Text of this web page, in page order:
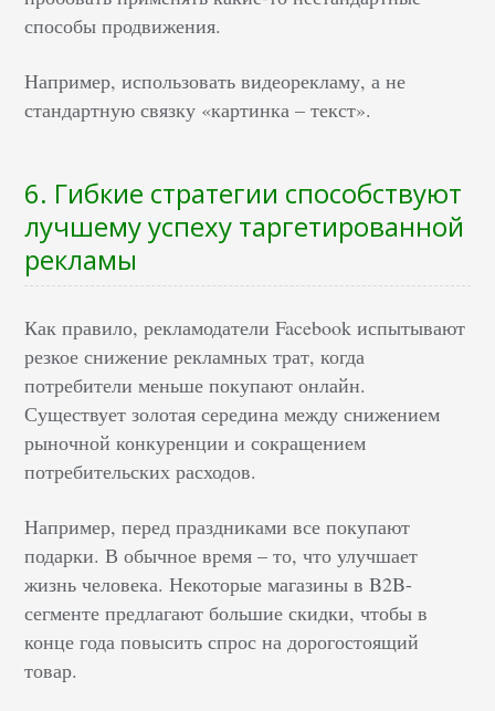
способы продвижения.
Например, использовать видеорекламу, а не
стандартную связку «картинка – текст».
6. Гибкие стратегии способствуют
лучшему успеху таргетированной
рекламы
Как правило, рекламодатели Facebook испытывают
резкое снижение рекламных трат, когда
потребители меньше покупают онлайн.
Существует золотая середина между снижением
рыночной конкуренции и сокращением
потребительских расходов.
Например, перед праздниками все покупают
подарки. В обычное время – то, что улучшает
жизнь человека. Некоторые магазины в B2B-
сегменте предлагают большие скидки, чтобы в
конце года повысить спрос на дорогостоящий
товар.